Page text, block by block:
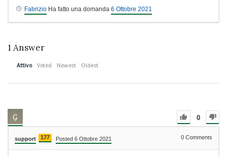
Fabrizio Ha fatto una domanda 6 Ottobre 2021
1 Answer
Attivo Voted Newest Oldest
0
support 177 Posted 6 Ottobre 2021 0 Comments